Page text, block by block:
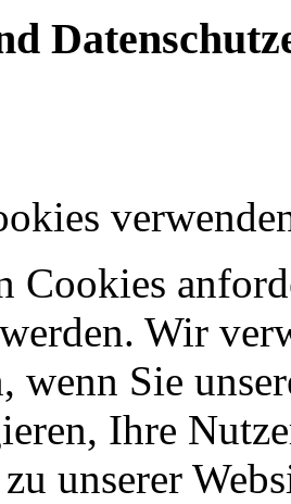
Cookies
Wir
wenn Sie
Ihre
unserer